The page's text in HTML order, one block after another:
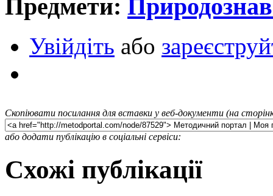
Предмети:
Увійдіть або
Скопіювати посилання для вставки у веб-документи (на
або додати публікацію в соціальні сервіси:
Схожі публікації